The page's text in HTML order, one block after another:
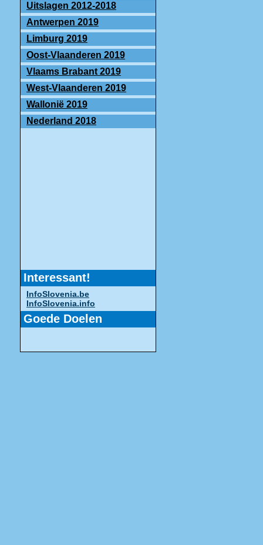
Uitslagen 2012-2018
Antwerpen 2019
Limburg 2019
Oost-Vlaanderen 2019
Vlaams Brabant 2019
West-Vlaanderen 2019
Wallonië 2019
Nederland 2018
Interessant!
InfoSlovenia.be
InfoSlovenia.info
Goede Doelen